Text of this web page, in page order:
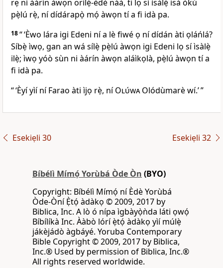
rẹ ní àárín àwọn orílẹ̀-èdè náà, ti lọ sí ìsàlẹ̀ isà òkú
pẹ̀lú rẹ̀, ní dídárapọ̀ mọ́ àwọn tí a fi idà pa.
18“ ‘Èwo lára igi Edeni ní a lè fiwé ọ ní dídán àti ọláńlá?
Síbẹ̀ ìwọ, gan an wá sílẹ̀ pẹ̀lú àwọn igi Edeni lọ sí ìsàlẹ̀
ilẹ̀; ìwọ yóò sùn ni àárín àwọn aláìkọlà, pẹ̀lú àwọn tí a
fi idà pa.
“ ‘Èyí yìí ní Farao àti ìjọ rẹ̀, níOlúwaOlódùmarè wí.’ ”
Esekiẹli 30 Esekiẹli 32
Bíbélì Mímọ́ Yorùbá Òde Òn (BYO)
Copyright: Bíbélì Mímọ́ ní Èdè Yorùbá
Òde-Òní Ẹ̀tọ́ àdàkọ © 2009, 2017 by
Biblica, Inc. A lò ó nípa ìgbàyọ̀ǹda láti ọwọ́
Bíbílíkà Inc. Ààbò lórí ẹ̀tọ́ àdàkọ yìí múlẹ̀
jákèjádò àgbáyé. Yoruba Contemporary
Bible Copyright © 2009, 2017 by Biblica,
Inc.® Used by permission of Biblica, Inc.®
All rights reserved worldwide.